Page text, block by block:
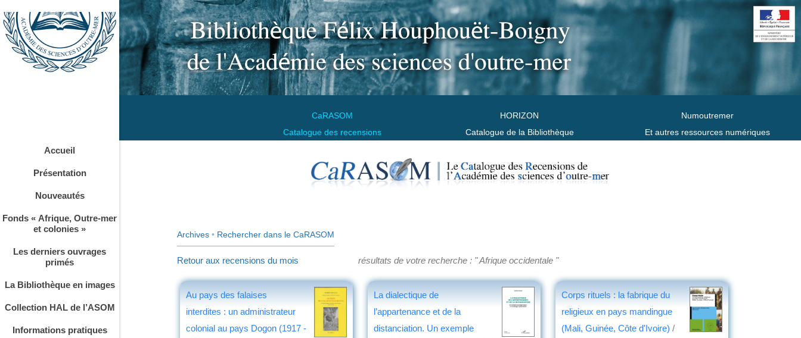
CaRASOM
Catalogue des recensions
HORIZON
Catalogue de la Bibliothèque
Numoutremer
Et autres ressources numériques
Accueil
Présentation
Nouveautés
Fonds « Afrique, Outre-mer
et colonies »
Les derniers ouvrages
primés
La Bibliothèque en images
Collection HAL de l’ASOM
Informations pratiques
Archives • Rechercher dans le CaRASOM
Retour aux recensions du mois résultats de votre recherche : " Afrique occidentale "
Au pays des falaises
interdites : un administrateur
colonial au pays Dogon (1917 -
La dialectique de
l’appartenance et de la
distanciation. Un exemple
Corps rituels : la fabrique du
religieux en pays mandingue
(Mali, Guinée, Côte d'Ivoire) /